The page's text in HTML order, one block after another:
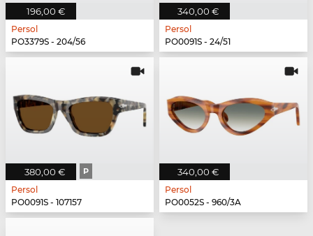
196,00 €
Persol
PO3379S - 204/56
340,00 €
Persol
PO0091S - 24/51
380,00 € P
Persol
PO0091S - 107157
340,00 €
Persol
PO0052S - 960/3A